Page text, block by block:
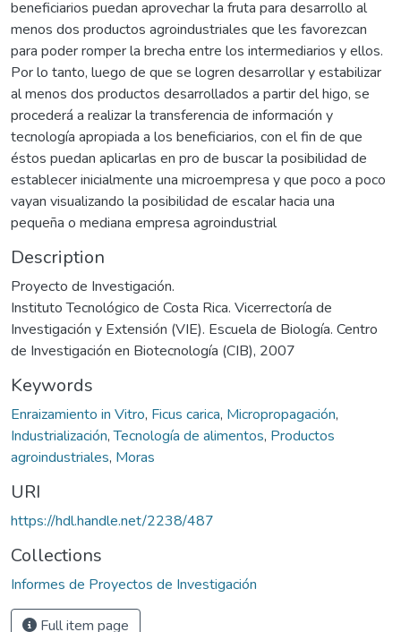
beneficiarios puedan aprovechar la fruta para desarrollo al
menos dos productos agroindustriales que les favorezcan
para poder romper la brecha entre los intermediarios y ellos.
Por lo tanto, luego de que se logren desarrollar y estabilizar
al menos dos productos desarrollados a partir del higo, se
procederá a realizar la transferencia de información y
tecnología apropiada a los beneficiarios, con el fin de que
éstos puedan aplicarlas en pro de buscar la posibilidad de
establecer inicialmente una microempresa y que poco a poco
vayan visualizando la posibilidad de escalar hacia una
pequeña o mediana empresa agroindustrial
Description
Proyecto de Investigación.
Instituto Tecnológico de Costa Rica. Vicerrectoría de
Investigación y Extensión (VIE). Escuela de Biología. Centro
de Investigación en Biotecnología (CIB), 2007
Keywords
Enraizamiento in Vitro, Ficus carica, Micropropagación,
Industrialización,Tecnología de alimentos, Productos
agroindustriales, Moras
URI
https://hdl.handle.net/2238/487
Collections
Informes de Proyectos de Investigación
Full item page